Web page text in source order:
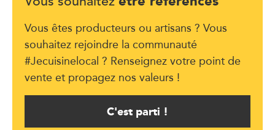
Vous êtes producteurs ou artisans ? Vous
souhaitez rejoindre la communauté
#Jecuisinelocal ? Renseignez votre point de
vente et propagez nos valeurs !
C'est parti !